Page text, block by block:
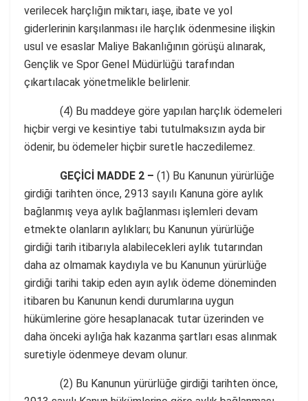
verilecek harçlığın miktarı, iaşe, ibate ve yol
giderlerinin karşılanması ile harçlık ödenmesine ilişkin
usul ve esaslar Maliye Bakanlığının görüşü alınarak,
Gençlik ve Spor Genel Müdürlüğü tarafından
çıkartılacak yönetmelikle belirlenir.
(4) Bu maddeye göre yapılan harçlık ödemeleri
hiçbir vergi ve kesintiye tabi tutulmaksızın ayda bir
ödenir, bu ödemeler hiçbir suretle haczedilemez.
GEÇİCİ MADDE 2 – (1) Bu Kanunun yürürlüğe
girdiği tarihten önce, 2913 sayılı Kanuna göre aylık
bağlanmış veya aylık bağlanması işlemleri devam
etmekte olanların aylıkları; bu Kanunun yürürlüğe
girdiği tarih itibarıyla alabilecekleri aylık tutarından
daha az olmamak kaydıyla ve bu Kanunun yürürlüğe
girdiği tarihi takip eden ayın aylık ödeme döneminden
itibaren bu Kanunun kendi durumlarına uygun
hükümlerine göre hesaplanacak tutar üzerinden ve
daha önceki aylığa hak kazanma şartları esas alınmak
suretiyle ödenmeye devam olunur.
(2) Bu Kanunun yürürlüğe girdiği tarihten önce,